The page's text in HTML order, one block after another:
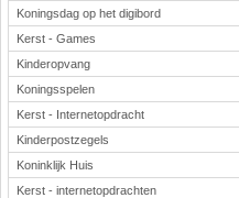
Koningsdag op het digibord
Kerst - Games
Kinderopvang
Koningsspelen
Kerst - Internetopdracht
Kinderpostzegels
Koninklijk Huis
Kerst - internetopdrachten